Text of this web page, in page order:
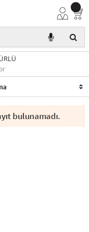
bulunamadı.